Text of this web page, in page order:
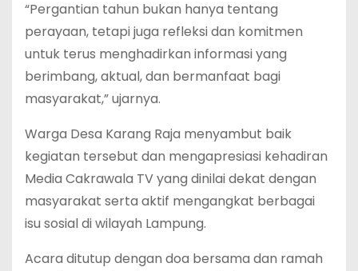
“Pergantian tahun bukan hanya tentang
perayaan, tetapi juga refleksi dan komitmen
untuk terus menghadirkan informasi yang
berimbang, aktual, dan bermanfaat bagi
masyarakat,” ujarnya.
Warga Desa Karang Raja menyambut baik
kegiatan tersebut dan mengapresiasi kehadiran
Media Cakrawala TV yang dinilai dekat dengan
masyarakat serta aktif mengangkat berbagai
isu sosial di wilayah Lampung.
Acara ditutup dengan doa bersama dan ramah